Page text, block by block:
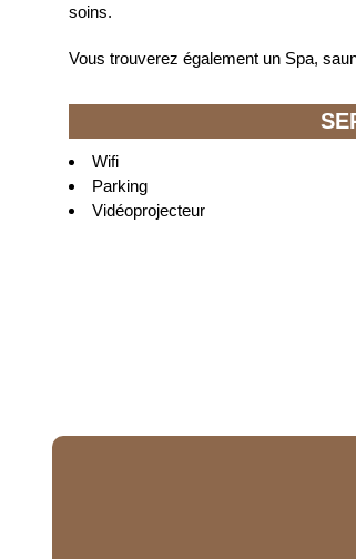
soins.
Vous trouverez également un Spa,
Wifi
Parking
Vidéoprojecteur